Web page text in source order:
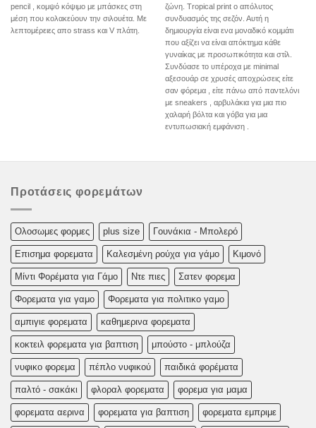
pencil , κομψό κόψιμο με μπάσκες στη
μέση που κολακεύουν την σιλουέτα. Με
λεπτομέρειες απο strass και V πλάτη.
ζώνη. Tropical print ο απόλυτος
συνδυασμός της σεζόν. Αυτή η
δημιουργία είναι ενα μοναδικό κομμάτι
που αξίζει να είναι απόκτημα κάθε
γυναίκας με προσωπικότητα και στίλ.
Συνδύασε το υπέροχα με minimal
αξεσουάρ σε χρυσές αποχρώσεις είτε
σαν φόρεμα , είτε πάνω από παντελόνι
με sneakers , αρβυλάκια για μια πιο
χαλαρή βόλτα και γόβα για μια
εντυπωσιακή εμφάνιση .
Προτάσεις φορεμάτων
Oλoσωμες φoρμες plus size Γουνάκια - Μπολερό
Επισημα φορεματα Καλεσμένη ρούχα για γάμο Κιμονό
Μίντι Φορέματα για Γάμο Ντε πιες Σατεν φορεμα
Φορεματα για γαμο Φορεματα για πολιτικο γαμο
αμπιγιε φορεματα καθημερινα φορεματα
κοκτειλ φορεματα για βαπτιση μπούστο - μπλούζα
νυφικο φορεμα πέπλο νυφικού παιδικά φορέματα
παλτό - σακάκι φλοραλ φορεματα φορεμα για μαμα
φορεματα αερινα φορεματα για βαπτιση φορεματα εμπριμε